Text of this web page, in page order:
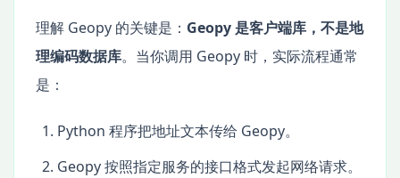
理解 Geopy 的关键是： Geopy 是客户端库，不是地
理编码数据库。当你调用 Geopy 时，实际流程通常
是：
Python 程序把地址文本传给 Geopy。
Geopy 按照指定服务的接口格式发起网络请求。